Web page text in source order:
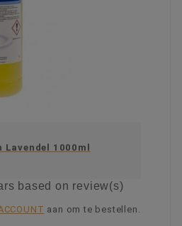
Lavendel 1000ml
based on review(s)
aan om te bestellen.